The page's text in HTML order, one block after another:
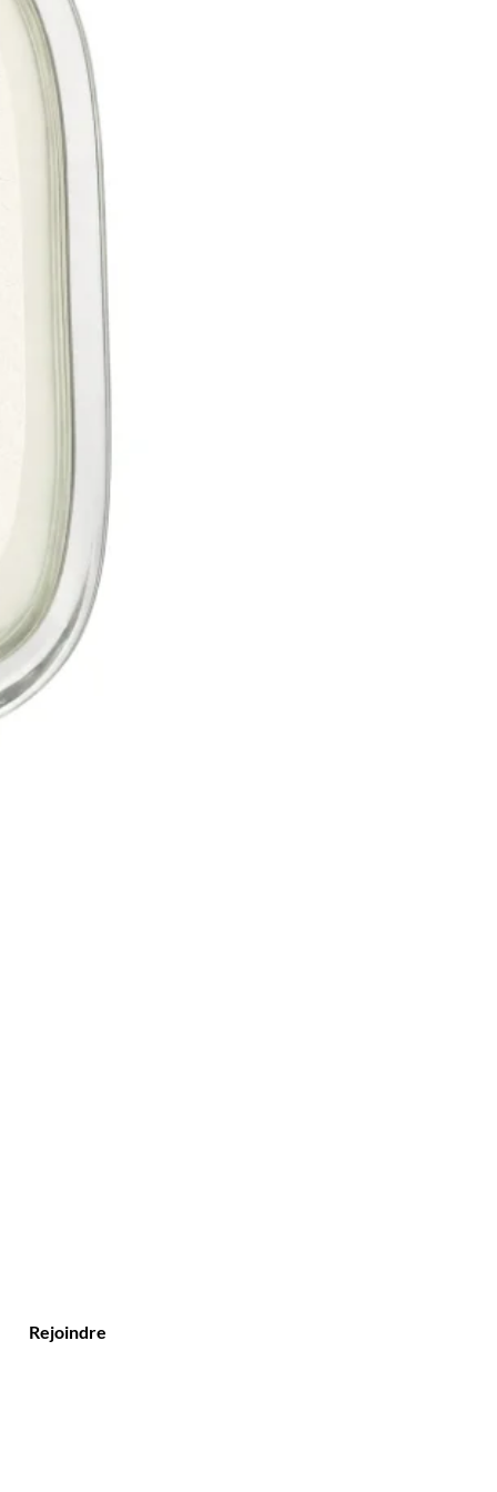
Rejoindre